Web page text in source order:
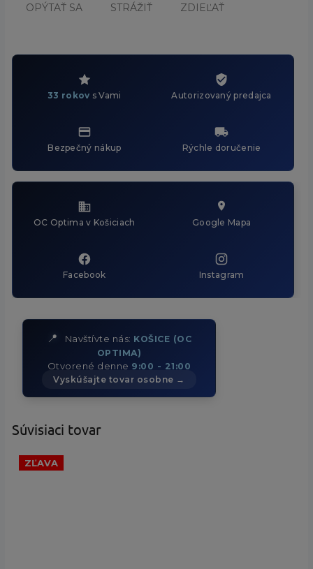
OPÝTAŤ SA STRÁŽIŤ ZDIEĽAŤ
33 rokov s Vami Autorizovaný predajca
Bezpečný nákup Rýchle doručenie
OC Optima v Košiciach Google Mapa
Facebook Instagram
📍 Navštívte nás: KOŠICE (OC
OPTIMA)
Otvorené denne 9:00 - 21:00
Vyskúšajte tovar osobne →
Súvisiaci tovar
ZĽAVA